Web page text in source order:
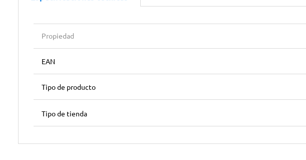
Propiedad
EAN
Tipo de producto
Tipo de tienda